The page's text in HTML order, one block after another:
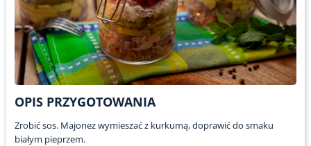
OPIS PRZYGOTOWANIA
Zrobić sos. Majonez wymieszać z kurkumą, doprawić do smaku
białym pieprzem.